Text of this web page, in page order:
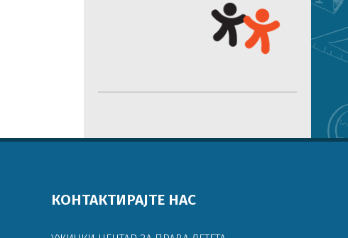
КОНТАКТИРАЈТЕ НАС